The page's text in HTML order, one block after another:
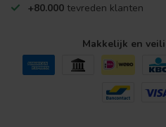
+80.000 tevreden klanten
Makkelijk en